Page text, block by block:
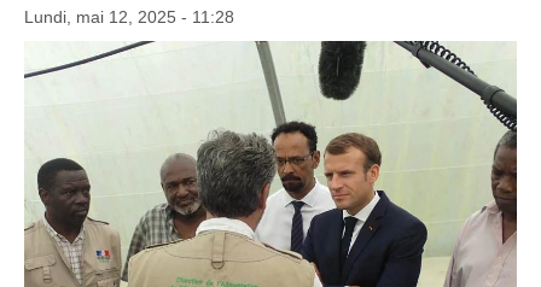
Lundi, mai 12, 2025 - 11:28